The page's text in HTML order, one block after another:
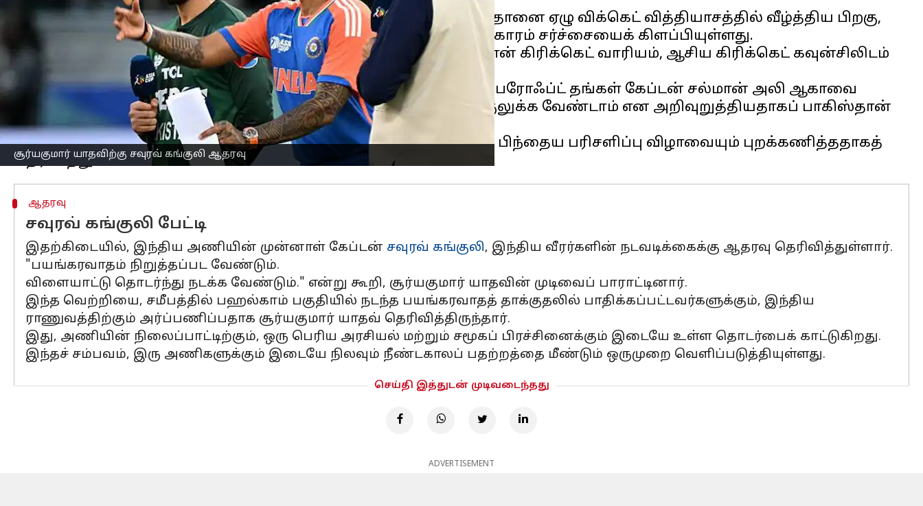
சூர்யகுமார் யாதவிற்கு சவுரவ் கங்குலி ஆதரவு
ஆசிய கோப்பை2025 போட்டியில்இந்திய கிரிக்கெட் அணி, பாகிஸ்தானை ஏழு விக்கெட் வித்தியாசத்தில் வீழ்த்திய பிறகு,
இந்திய வீரர்கள் பாகிஸ்தான் வீரர்களுடன் கைகுலுக்க மறுத்த விவகாரம் சர்ச்சையைக் கிளப்பியுள்ளது.
இதை விளையாட்டுக்கு விரோதமான நடத்தை எனக் கூறி, பாகிஸ்தான் கிரிக்கெட் வாரியம், ஆசிய கிரிக்கெட் கவுன்சிலிடம்
அதிகாரப்பூர்வமாகப் புகார் அளித்துள்ளது.
செய்தி நிறுவனமான பிடிஐ தகவலின்படி, போட்டி நடுவர் ஆண்டி பைரோஃப்ட் தங்கள் கேப்டன் சல்மான் அலி ஆகாவை
டாஸ்ஸின் போது இந்தியக் கேப்டன் சூர்யகுமார் யாதவ் உடன் கைகுலுக்க வேண்டாம் என அறிவுறுத்தியதாகப் பாகிஸ்தான்
குற்றம் சாட்டியுள்ளது.
மேலும், இதற்கு எதிர்ப்பு தெரிவிக்கும் வகையில், ஆகா போட்டிக்குப் பிந்தைய பரிசளிப்பு விழாவையும் புறக்கணித்ததாகத்
ஆதரவு
சவுரவ் கங்குலி பேட்டி
இதற்கிடையில், இந்திய அணியின் முன்னாள் கேப்டன் சவுரவ் கங்குலி, இந்திய வீரர்களின் நடவடிக்கைக்கு ஆதரவு தெரிவித்துள்ளார்.
"பயங்கரவாதம் நிறுத்தப்பட வேண்டும்.
விளையாட்டு தொடர்ந்து நடக்க வேண்டும்." என்று கூறி, சூர்யகுமார் யாதவின் முடிவைப் பாராட்டினார்.
இந்த வெற்றியை, சமீபத்தில் பஹல்காம் பகுதியில் நடந்த பயங்கரவாதத் தாக்குதலில் பாதிக்கப்பட்டவர்களுக்கும், இந்திய
ராணுவத்திற்கும் அர்ப்பணிப்பதாக சூர்யகுமார் யாதவ் தெரிவித்திருந்தார்.
இது, அணியின் நிலைப்பாட்டிற்கும், ஒரு பெரிய அரசியல் மற்றும் சமூகப் பிரச்சினைக்கும் இடையே உள்ள தொடர்பைக் காட்டுகிறது.
இந்தச் சம்பவம், இரு அணிகளுக்கும் இடையே நிலவும் நீண்டகாலப் பதற்றத்தை மீண்டும் ஒருமுறை வெளிப்படுத்தியுள்ளது.
செய்தி இத்துடன் முடிவடைந்தது
ADVERTISEMENT